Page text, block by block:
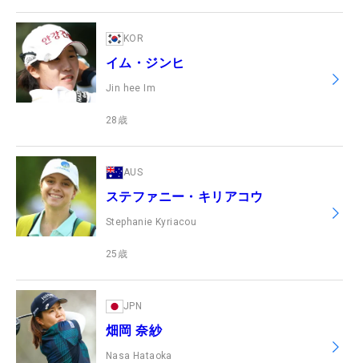
KOR
イム・ジンヒ
Jin hee Im
28 歳
AUS
ステファニー・キリアコウ
Stephanie Kyriacou
25 歳
JPN
畑岡 奈紗
Nasa Hataoka